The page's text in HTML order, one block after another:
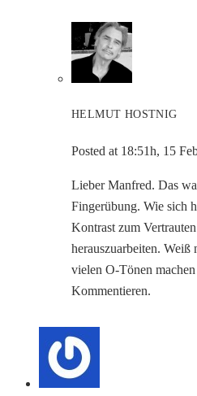
HELMUT HOSTNIG
Posted at 18:51h, 15
Lieber Manfred. Das
Fingerübung. Wie sich
Kontrast zum
herauszuarbeiten.
vielen O-Tönen
Kommentieren.